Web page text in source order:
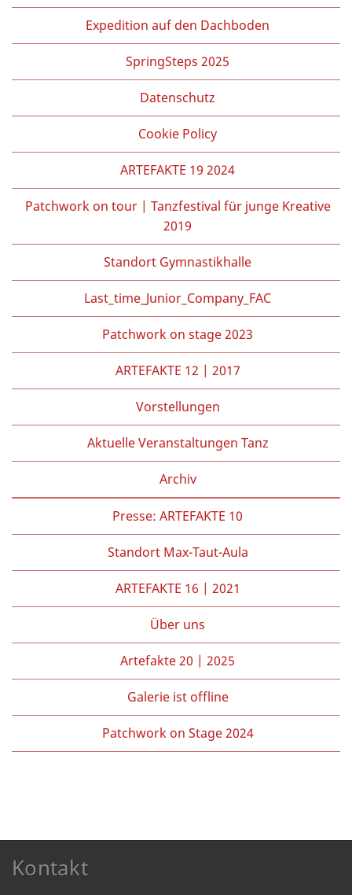
Expedition auf den Dachboden
SpringSteps 2025
Datenschutz
Cookie Policy
ARTEFAKTE 19 2024
Patchwork on tour | Tanzfestival für junge Kreative
2019
Standort Gymnastikhalle
Last_time_Junior_Company_FAC
Patchwork on stage 2023
ARTEFAKTE 12 | 2017
Vorstellungen
Aktuelle Veranstaltungen Tanz
Archiv
Presse: ARTEFAKTE 10
Standort Max-Taut-Aula
ARTEFAKTE 16 | 2021
Über uns
Artefakte 20 | 2025
Galerie ist offline
Patchwork on Stage 2024
Kontakt